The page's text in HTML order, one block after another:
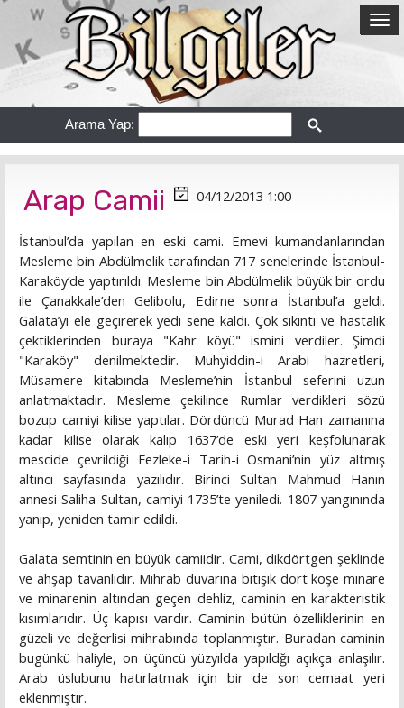
Arama Yap:
Arap Camii 04/12/2013 1:00
İstanbul’da yapılan en eski cami. Emevi kumandanlarından
Mesleme bin Abdülmelik tarafından 717 senelerinde İstanbul-
Karaköy’de yaptırıldı. Mesleme bin Abdülmelik büyük bir ordu
ile Çanakkale’den Gelibolu, Edirne sonra İstanbul’a geldi.
Galata’yı ele geçirerek yedi sene kaldı. Çok sıkıntı ve hastalık
çektiklerinden buraya "Kahr köyü" ismini verdiler. Şimdi
"Karaköy" denilmektedir. Muhyiddin-i Arabi hazretleri,
Müsamere kitabında Mesleme’nin İstanbul seferini uzun
anlatmaktadır. Mesleme çekilince Rumlar verdikleri sözü
bozup camiyi kilise yaptılar. Dördüncü Murad Han zamanına
kadar kilise olarak kalıp 1637’de eski yeri keşfolunarak
mescide çevrildiği Fezleke-i Tarih-i Osmani’nin yüz altmış
altıncı sayfasında yazılıdır. Birinci Sultan Mahmud Hanın
annesi Saliha Sultan, camiyi 1735’te yeniledi. 1807 yangınında
yanıp, yeniden tamir edildi.
Galata semtinin en büyük camiidir. Cami, dikdörtgen şeklinde
ve ahşap tavanlıdır. Mihrab duvarına bitişik dört köşe minare
ve minarenin altından geçen dehliz, caminin en karakteristik
kısımlarıdır. Üç kapısı vardır. Caminin bütün özelliklerinin en
güzeli ve değerlisi mihrabında toplanmıştır. Buradan caminin
bugünkü haliyle, on üçüncü yüzyılda yapıldğı açıkça anlaşılır.
Arab üslubunu hatırlatmak için bir de son cemaat yeri
eklenmiştir.